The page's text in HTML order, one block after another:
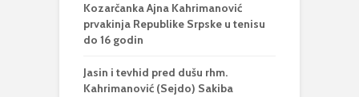
Kozarčanka Ajna Kahrimanović
prvakinja Republike Srpske u tenisu
do 16 godin
Jasin i tevhid pred dušu rhm.
Kahrimanović (Sejdo) Sakiba